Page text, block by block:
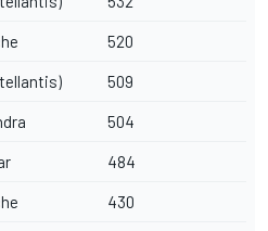
520
509
504
484
430